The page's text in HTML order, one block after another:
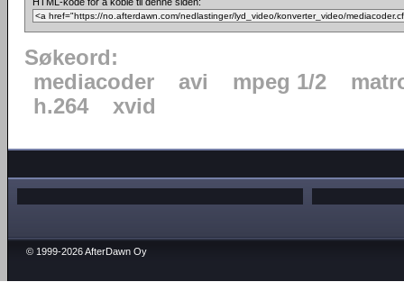
Søkeord:
mediacoder
avi mpeg 1/2
h.264
xvid
© 1999-2026 AfterDawn Oy